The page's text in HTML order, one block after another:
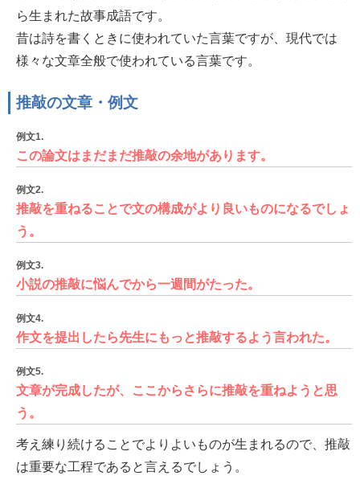
ら生まれた故事成語です。
昔は詩を書くときに使われていた言葉ですが、現代では
様々な文章全般で使われている言葉です。
推敲の文章・例文
例文1.
この論文はまだまだ推敲の余地があります。
例文2.
推敲を重ねることで文の構成がより良いものになるでしょ
う。
例文3.
小説の推敲に悩んでから一週間がたった。
例文4.
作文を提出したら先生にもっと推敲するよう言われた。
例文5.
文章が完成したが、ここからさらに推敲を重ねようと思
う。
考え練り続けることでよりよいものが生まれるので、推敲
は重要な工程であると言えるでしょう。